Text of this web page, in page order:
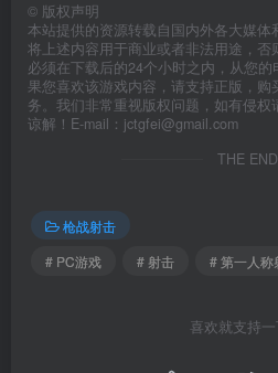
© 版权声明
本站提供的资源转载自国内外各大媒
将上述内容用于商业或者非法用途，
必须在下载后的24个小时之内，从您
果您喜欢该游戏内容，请支持正版，购
务。我们非常重视版权问题，如有侵
谅解！E-mail：jctgfei@gmail.com
THE END
枪战射击
# PC游戏
# 射击 # 第一人称
喜欢就支持